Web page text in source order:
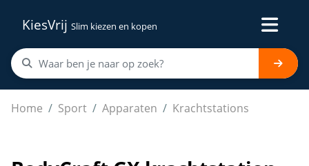
KiesVrij Slim kiezen en kopen
Home Sport Apparaten Krachtstations
BodyCraft GX krachtstation - compact - alle